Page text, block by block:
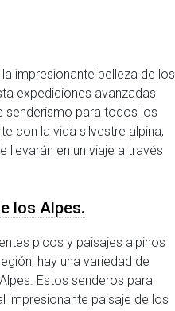
impresionante belleza de los
expediciones avanzadas
senderismo para todos los
con la vida silvestre alpina,
en un viaje a través
los Alpes.
picos y paisajes alpinos
hay una variedad de
Estos senderos para
impresionante paisaje de los